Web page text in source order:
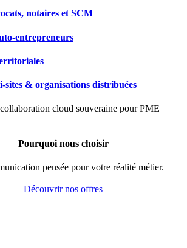
notaires et SCM
entrepreneurs
sites & organisations distribuées
Pourquoi nous choisir
pensée pour votre réalité métier.
Découvrir nos offres